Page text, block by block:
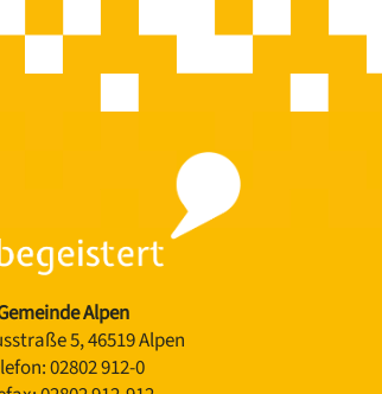
Alpen
5, 46519 Alpen
02802 912-0